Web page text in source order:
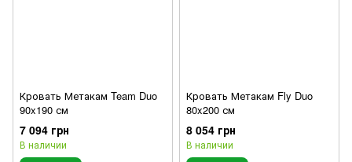
Кровать Метакам Team Duo
90x190 см
7 094 грн
В наличии
Кровать Метакам Fly Duo
80x200 см
8 054 грн
В наличии